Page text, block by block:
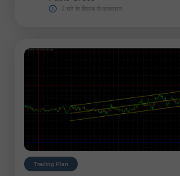
2 घंटे के विलम्ब से प्रकाशन
Trading Plan